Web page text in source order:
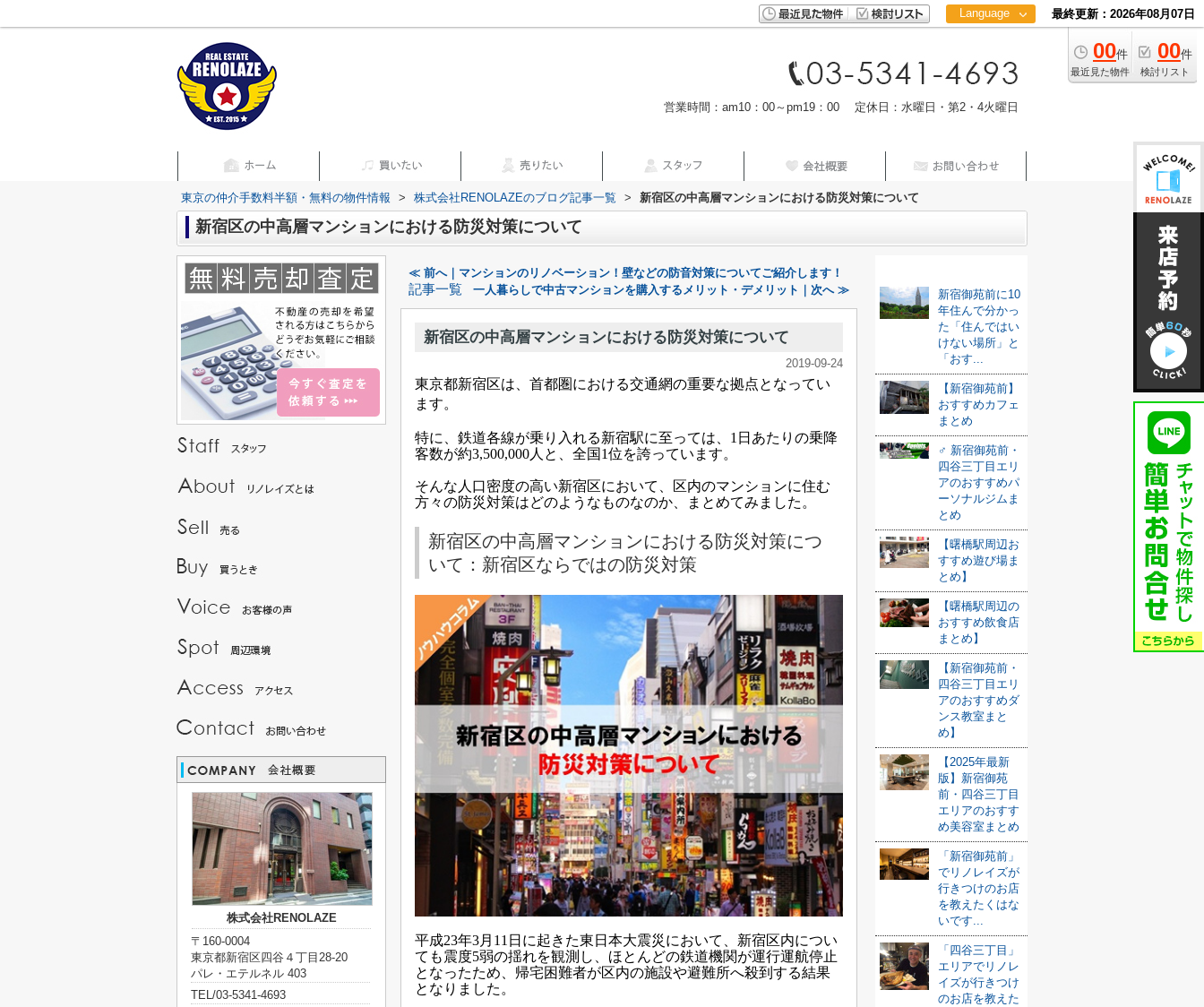
Language
中文
最終更新：2026年08月07日
00件
最近見た物件
00件
検討リスト
営業時間：am10：00～pm19：00 定休日：水曜日・第2・4火曜日
東京の仲介手数料半額・無料の物件情報 > 株式会社RENOLAZEのブログ記事一覧 > 新宿区の中高層マンションにおける防災対策について
新宿区の中高層マンションにおける防災対策について
≪ 前へ｜マンションのリノベーション！壁などの防音対策についてご紹介します！
記事一覧 一人暮らしで中古マンションを購入するメリット・デメリット｜次へ ≫
新宿区の中高層マンションにおける防災対策について
2019-09-24
東京都新宿区は、首都圏における交通網の重要な拠点となってい
ます。
特に、鉄道各線が乗り入れる新宿駅に至っては、1日あたりの乗降
客数が約3,500,000人と、全国1位を誇っています。
そんな人口密度の高い新宿区において、区内のマンションに住む
方々の防災対策はどのようなものなのか、まとめてみました。
新宿区の中高層マンションにおける防災対策につ
いて：新宿区ならではの防災対策
平成23年3月11日に起きた東日本大震災において、新宿区内につい
ても震度5弱の揺れを観測し、ほとんどの鉄道機関が運行運航停止
となったため、帰宅困難者が区内の施設や避難所へ殺到する結果
となりました。
新宿御苑前に10
年住んで分かっ
た「住んではい
けない場所」と
「おす...
【新宿御苑前】
おすすめカフェ
まとめ
️‍♂️ 新宿御苑前・
四谷三丁目エリ
アのおすすめパ
ーソナルジムま
とめ
【曙橋駅周辺お
すすめ遊び場ま
とめ】
【曙橋駅周辺の
おすすめ飲食店
まとめ】
【新宿御苑前・
四谷三丁目エリ
アのおすすめダ
ンス教室まと
め】
【2025年最新
版】新宿御苑
前・四谷三丁目
エリアのおすす
め美容室まとめ
「新宿御苑前」
でリノレイズが
行きつけのお店
を教えたくはな
いです...
「四谷三丁目」
エリアでリノレ
イズが行きつけ
のお店を教えた
株式会社RENOLAZE
〒160-0004
東京都新宿区四谷４丁目28-20
パレ・エテルネル 403
TEL/03-5341-4693